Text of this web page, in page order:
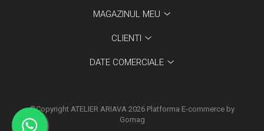
MAGAZINUL MEU
CLIENTI
DATE COMERCIALE
©Copyright ATELIER ARIAVA 2026 Platforma E-commerce by
Gomag